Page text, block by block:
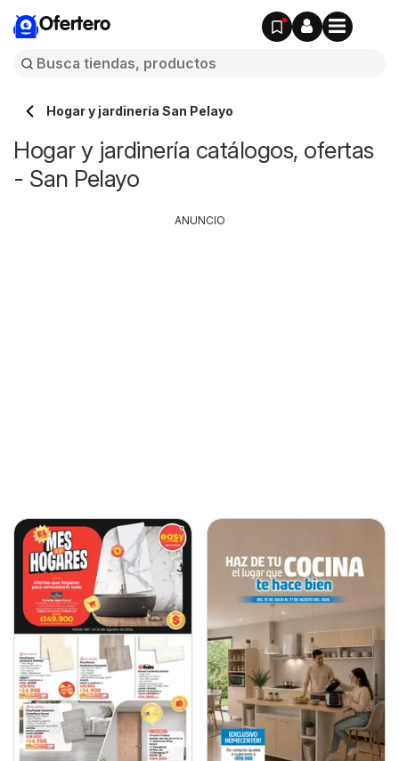
Ofertero
Hogar y jardinería San Pelayo
Hogar y jardinería catálogos, ofertas
- San Pelayo
ANUNCIO